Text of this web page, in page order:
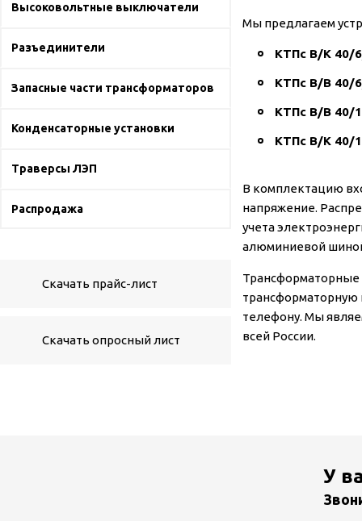
Высоковольтные выключатели
Разъединители
Запасные части трансформаторов
Конденсаторные установки
Траверсы ЛЭП
Распродажа
Скачать прайс-лист
Скачать опросный лист
Мы предлагаем
КТПс В/К 40/
КТПс В/В 40/
КТПс В/В 40/
КТПс В/К 40/
В комплектацию
напряжение.
учета
алюминиевой
Трансформаторные
трансформаторную
телефону. Мы
всей России.
У